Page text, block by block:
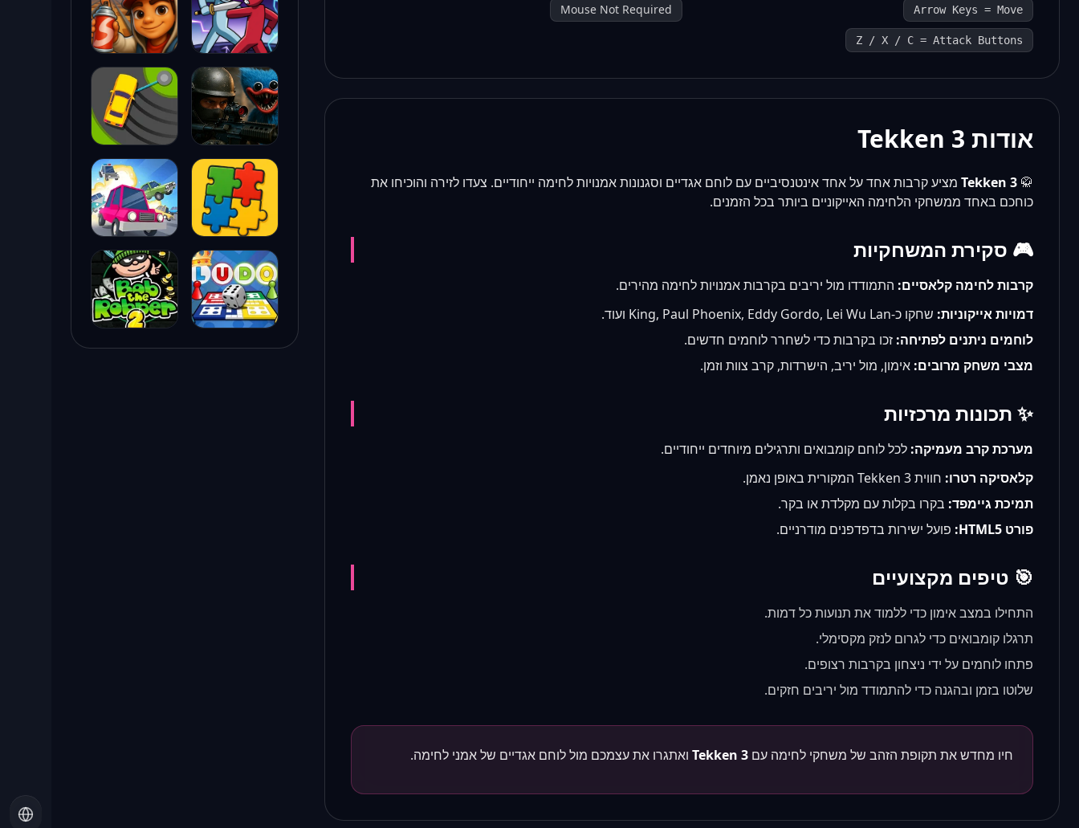
Arrow Keys = Move
Z / X / C = Attack Buttons
Mouse Not Required
אודות Tekken 3
🥋
Tekken 3 מציע קרבות אחד על אחד אינטנסיביים עם לוחם אגדיים וסגנונות אמנויות לחימה ייחודיים. צעדו לזירה והוכיחו את
כוחכם באחד ממשחקי הלחימה האייקוניים ביותר בכל הזמנים.
🎮 סקירת המשחקיות
קרבות לחימה קלאסיים: התמודדו מול יריבים בקרבות אמנויות לחימה מהירים.
דמויות אייקוניות: שחקו כ-King, Paul Phoenix, Eddy Gordo, Lei Wu Lan ועוד.
לוחמים ניתנים לפתיחה: זכו בקרבות כדי לשחרר לוחמים חדשים.
מצבי משחק מרובים: אימון, מול יריב, הישרדות, קרב צוות וזמן.
✨ תכונות מרכזיות
מערכת קרב מעמיקה: לכל לוחם קומבואים ותרגילים מיוחדים ייחודיים.
קלאסיקה רטרו: חווית Tekken 3 המקורית באופן נאמן.
תמיכת גיימפד: בקרו בקלות עם מקלדת או בקר.
פורט HTML5:
פועל ישירות בדפדפנים מודרניים.
🎯 טיפים מקצועיים
התחילו במצב אימון כדי ללמוד את תנועות כל דמות.
תרגלו קומבואים כדי לגרום לנזק מקסימלי.
פתחו לוחמים על ידי ניצחון בקרבות רצופים.
שלוטו בזמן ובהגנה כדי להתמודד מול יריבים חזקים.
חיו מחדש את תקופת הזהב של משחקי לחימה עם Tekken 3 ואתגרו את עצמכם מול לוחם אגדיים של אמני לחימה.